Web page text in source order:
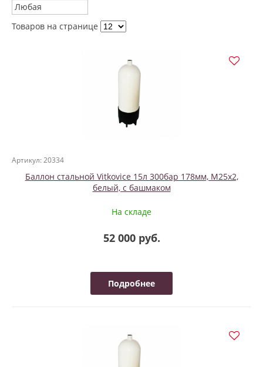
Любая
Товаров на странице
Артикул: 20334
Баллон стальной Vitkovice 15л 300бар 178мм, М25х2,
белый, с башмаком
На складе
52 000 руб.
Подробнее